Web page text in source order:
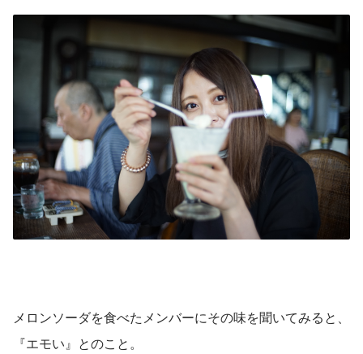
メロンソーダを食べたメンバーにその味を聞いてみると、
『エモい』とのこと。